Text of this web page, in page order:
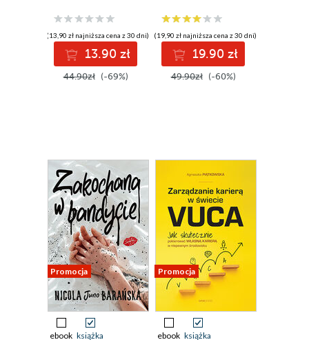
(13,90 zł najniższa cena z 30 dni)
13.90 zł
44.90zł (-69%)
(19,90 zł najniższa cena z 30 dni)
19.90 zł
49.90zł (-60%)
Promocja
ebook książka
Promocja
ebook książka